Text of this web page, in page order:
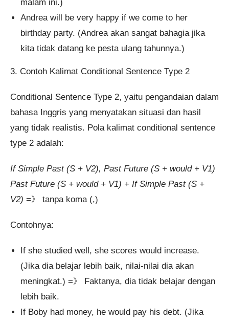
malam ini.)
Andrea will be very happy if we come to her
birthday party. (Andrea akan sangat bahagia jika
kita tidak datang ke pesta ulang tahunnya.)
3. Contoh Kalimat Conditional Sentence Type 2
Conditional Sentence Type 2, yaitu pengandaian dalam
bahasa Inggris yang menyatakan situasi dan hasil
yang tidak realistis. Pola kalimat conditional sentence
type 2 adalah:
If Simple Past (S + V2), Past Future (S + would + V1)
Past Future (S + would + V1) + If Simple Past (S +
V2) =》 tanpa koma (,)
Contohnya:
If she studied well, she scores would increase.
(Jika dia belajar lebih baik, nilai-nilai dia akan
meningkat.) =》 Faktanya, dia tidak belajar dengan
lebih baik.
If Boby had money, he would pay his debt. (Jika